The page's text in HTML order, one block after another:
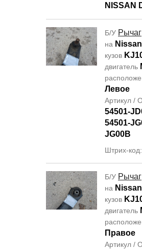
NISSAN
Б/У Рычаг
на
кузов
двигатель
Левое
Артикул /
54501-
54501-
JG00B
Штрих-
Б/У Рычаг
на
кузов
двигатель
Правое
Артикул /